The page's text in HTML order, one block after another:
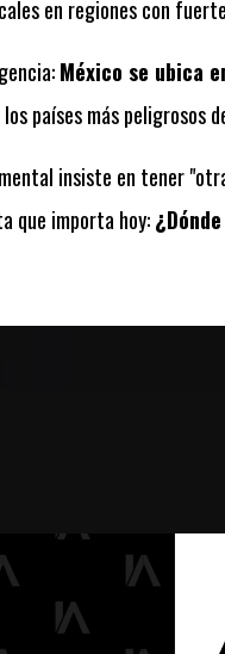
en regiones con
México se ubica
países más
insiste en tener
que importa hoy: